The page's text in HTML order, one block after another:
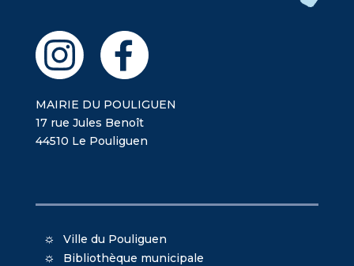
MAIRIE DU POULIGUEN
17 rue Jules Benoît
44510 Le Pouliguen
Ville du Pouliguen
Bibliothèque municipale